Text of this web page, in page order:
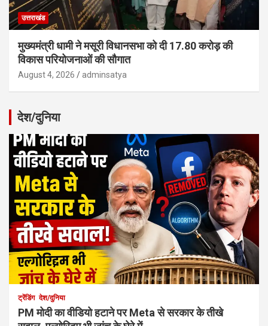
उत्तराखंड
मुख्यमंत्री धामी ने मसूरी विधानसभा को दी 17.80 करोड़ की
विकास परियोजनाओं की सौगात
August 4, 2026 adminsatya
देश/दुनिया
ट्रेंडिंग देश/दुनिया
PM मोदी का वीडियो हटाने पर Meta से सरकार के तीखे